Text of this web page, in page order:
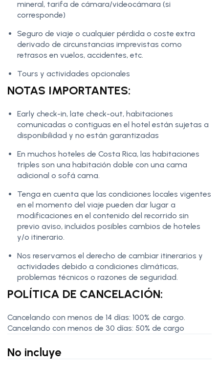
mineral, tarifa de cámara/videocámara (si
corresponde)
Seguro de viaje o cualquier pérdida o coste extra
derivado de circunstancias imprevistas como
retrasos en vuelos, accidentes, etc.
Tours y actividades opcionales
NOTAS IMPORTANTES:
Early check-in, late check-out, habitaciones
comunicadas o contiguas en el hotel están sujetas a
disponibilidad y no están garantizadas
En muchos hoteles de Costa Rica, las habitaciones
triples son una habitación doble con una cama
adicional o sofá cama.
Tenga en cuenta que las condiciones locales vigentes
en el momento del viaje pueden dar lugar a
modificaciones en el contenido del recorrido sin
previo aviso, incluidos posibles cambios de hoteles
y/o itinerario.
Nos reservamos el derecho de cambiar itinerarios y
actividades debido a condiciones climáticas,
problemas técnicos o razones de seguridad.
POLÍTICA DE CANCELACIÓN:
Cancelando con menos de 14 días: 100% de cargo.
Cancelando con menos de 30 días: 50% de cargo
No incluye